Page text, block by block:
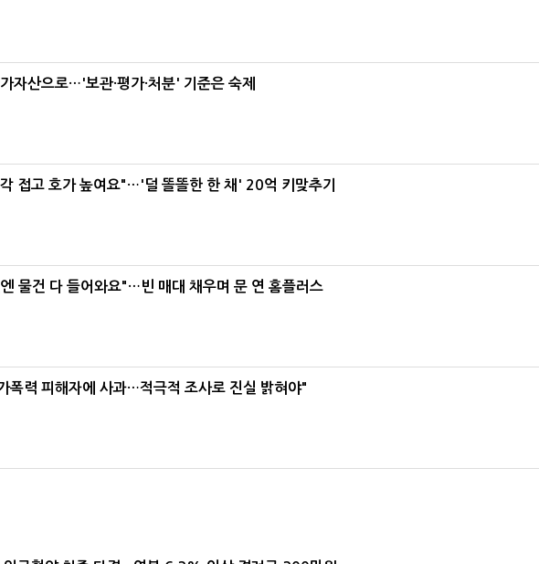
자산으로…'보관·평가·처분' 기준은 숙제
접고 호가 높여요"…'덜 똘똘한 한 채' 20억 키맞추기
물건 다 들어와요"…빈 매대 채우며 문 연 홈플러스
폭력 피해자에 사과…적극적 조사로 진실 밝혀야"